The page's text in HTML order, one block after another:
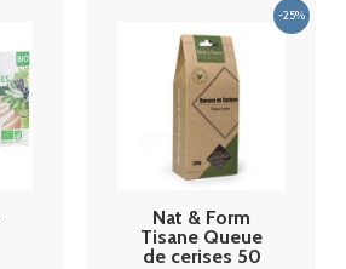
Nat & Form
Tisane Queue
de cerises 50